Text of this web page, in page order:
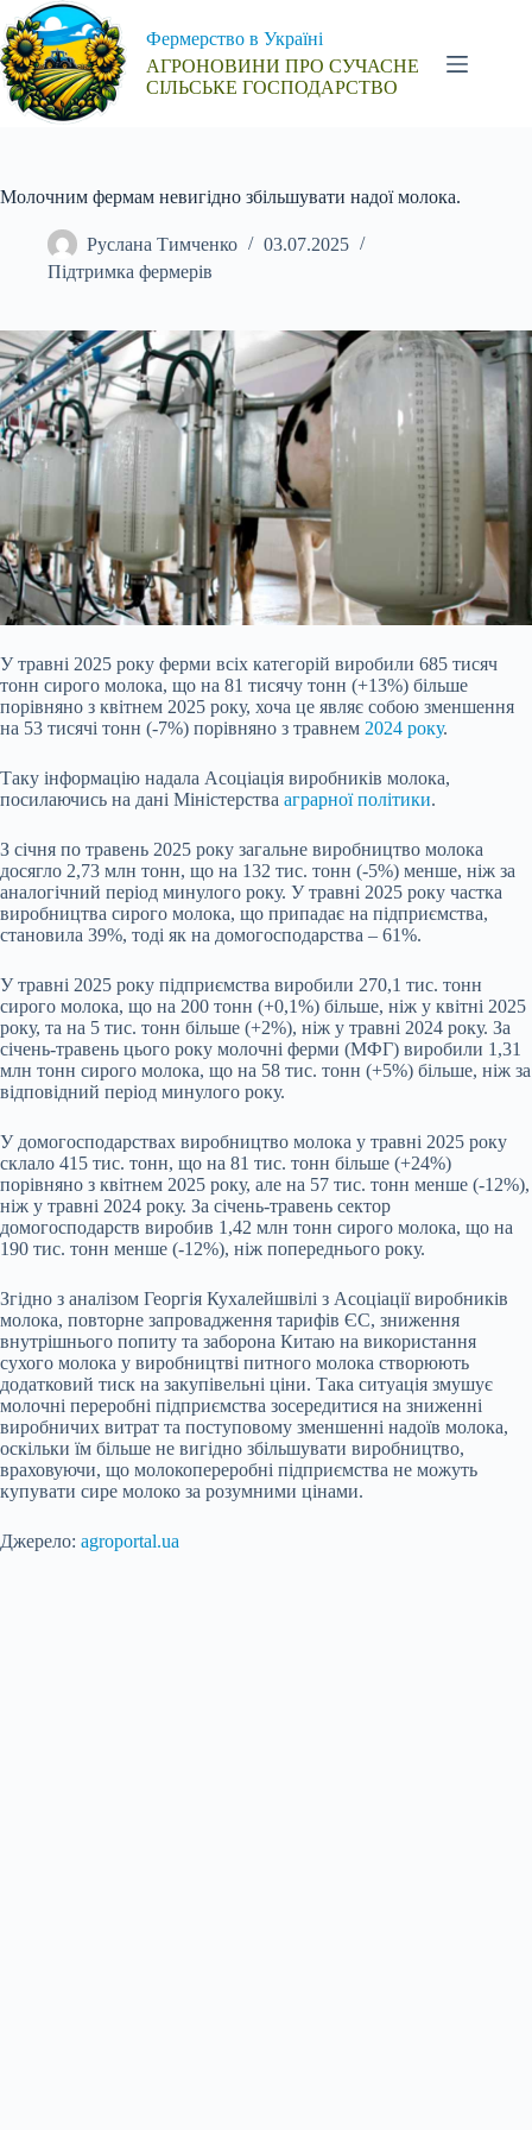
Перейти
до
вмісту
Фермерство в Україні
АГРОНОВИНИ ПРО СУЧАСНЕ
СІЛЬСЬКЕ ГОСПОДАРСТВО
Молочним фермам невигідно збільшувати надої молока.
Руслана Тимченко
03.07.2025
Підтримка фермерів
У травні 2025 року ферми всіх категорій виробили 685 тисяч
тонн сирого молока, що на 81 тисячу тонн (+13%) більше
порівняно з квітнем 2025 року, хоча це являє собою зменшення
на 53 тисячі тонн (-7%) порівняно з травнем 2024 року.
Таку інформацію надала Асоціація виробників молока,
посилаючись на дані Міністерства аграрної політики.
З січня по травень 2025 року загальне виробництво молока
досягло 2,73 млн тонн, що на 132 тис. тонн (-5%) менше, ніж за
аналогічний період минулого року. У травні 2025 року частка
виробництва сирого молока, що припадає на підприємства,
становила 39%, тоді як на домогосподарства – 61%.
У травні 2025 року підприємства виробили 270,1 тис. тонн
сирого молока, що на 200 тонн (+0,1%) більше, ніж у квітні 2025
року, та на 5 тис. тонн більше (+2%), ніж у травні 2024 року. За
січень-травень цього року молочні ферми (МФГ) виробили 1,31
млн тонн сирого молока, що на 58 тис. тонн (+5%) більше, ніж за
відповідний період минулого року.
У домогосподарствах виробництво молока у травні 2025 року
склало 415 тис. тонн, що на 81 тис. тонн більше (+24%)
порівняно з квітнем 2025 року, але на 57 тис. тонн менше (-12%),
ніж у травні 2024 року. За січень-травень сектор
домогосподарств виробив 1,42 млн тонн сирого молока, що на
190 тис. тонн менше (-12%), ніж попереднього року.
Згідно з аналізом Георгія Кухалейшвілі з Асоціації виробників
молока, повторне запровадження тарифів ЄС, зниження
внутрішнього попиту та заборона Китаю на використання
сухого молока у виробництві питного молока створюють
додатковий тиск на закупівельні ціни. Така ситуація змушує
молочні переробні підприємства зосередитися на зниженні
виробничих витрат та поступовому зменшенні надоїв молока,
оскільки їм більше не вигідно збільшувати виробництво,
враховуючи, що молокопереробні підприємства не можуть
купувати сире молоко за розумними цінами.
Джерело: agroportal.ua